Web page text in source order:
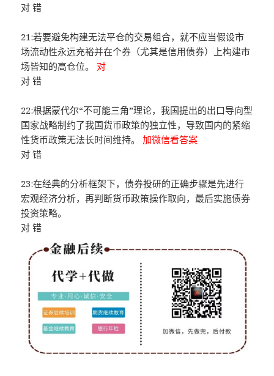
对 错
21:若要避免构建无法平仓的交易组合，就不应当假设市
场流动性永远充裕并在个券（尤其是信用债券）上构建市
场皆知的高仓位。 对
对 错
22:根据蒙代尔“不可能三角”理论，我国提出的出口导向型
国家战略制约了我国货币政策的独立性，导致国内的紧缩
性货币政策无法长时间维持。加微信看答案
对 错
23:在经典的分析框架下，债券投研的正确步骤是先进行
宏观经济分析，再判断货币政策操作取向，最后实施债券
投资策略。
对 错